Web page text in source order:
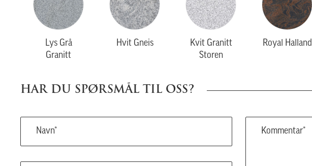
Lys Grå
Granitt
Hvit Gneis
Kvit Granitt
Storen
Royal Halland
HAR DU SPØRSMÅL TIL OSS?